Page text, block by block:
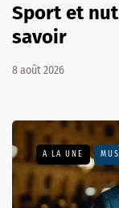
Sport et
savoir
8 août 2026
A LA UNE